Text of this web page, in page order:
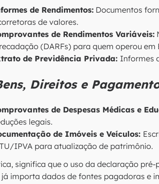
de Rendimentos:Documentos
de valores.
de Rendimentos Variáveis:
(DARFs) para quem operou em
de Previdência Privada: Informes
Direitos e
de Despesas Médicas e
legais.
de Imóveis e Veículos:
IPVA para atualização de patrimônio.
significa que o uso da declaração
já importa dados de fontes pagadoras e